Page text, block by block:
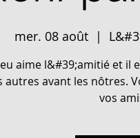
mer. 08 août
  |
aime l&#39;amitié et il
autres avant les nôtres.
vos